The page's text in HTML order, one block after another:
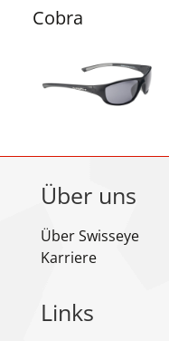
Cobra
Über uns
Über Swisseye
Karriere
Links